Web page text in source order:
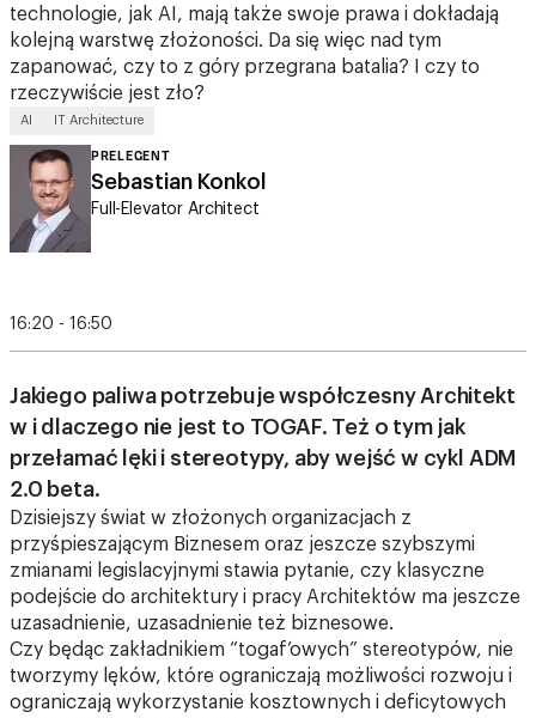
technologie, jak AI, mają także swoje prawa i dokładają
kolejną warstwę złożoności. Da się więc nad tym
zapanować, czy to z góry przegrana batalia? I czy to
rzeczywiście jest zło?
AI IT Architecture
PRELEGENT
Sebastian Konkol
Full-Elevator Architect
16:20 - 16:50
Jakiego paliwa potrzebuje współczesny Architekt
w i dlaczego nie jest to TOGAF. Też o tym jak
przełamać lęki i stereotypy, aby wejść w cykl ADM
2.0 beta.
Dzisiejszy świat w złożonych organizacjach z
przyśpieszającym Biznesem oraz jeszcze szybszymi
zmianami legislacyjnymi stawia pytanie, czy klasyczne
podejście do architektury i pracy Architektów ma jeszcze
uzasadnienie, uzasadnienie też biznesowe.
Czy będąc zakładnikiem “togaf’owych” stereotypów, nie
tworzymy lęków, które ograniczają możliwości rozwoju i
ograniczają wykorzystanie kosztownych i deficytowych